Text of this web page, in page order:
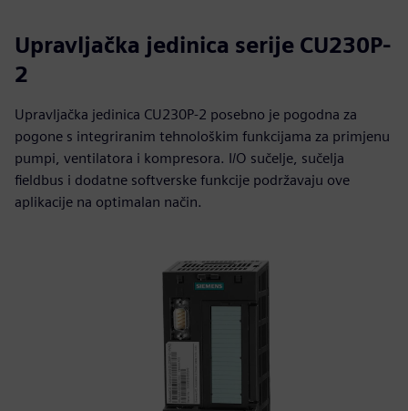
Upravljačka jedinica serije CU230P-
2
Upravljačka jedinica CU230P-2 posebno je pogodna za
pogone s integriranim tehnološkim funkcijama za primjenu
pumpi, ventilatora i kompresora. I/O sučelje, sučelja
fieldbus i dodatne softverske funkcije podržavaju ove
aplikacije na optimalan način.